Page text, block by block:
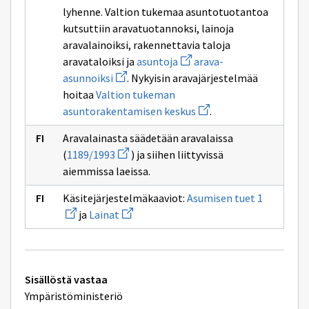
lyhenne. Valtion tukemaa asuntotuotantoa
kutsuttiin aravatuotannoksi, lainoja
aravalainoiksi, rakennettavia taloja
aravataloiksi ja asuntoja Avaa
uuden
ikkunan
asuntoja
arava-
asunnoiksi Avaa
uuden
ikkunan
sivulle
arava-
asunnoiksi
. Nykyisin aravajärjestelmää
hoitaa Valtion tukeman
asuntorakentamisen keskus Avaa
uuden
ikkunan
sivulle
Valtion
tukeman
keskus
.
Aravalainasta säädetään aravalaissa
(1189/1993 Avaa
uuden
ikkunan
sivulle
1189/1993
) ja siihen liittyvissä
aiemmissa laeissa.
Käsitejärjestelmäkaaviot: Asumisen tuet 1
sivulle
tuet
ja Lainat Avaa
uuden
ikkunan
Tekniset
lisätiedot
Sisällöstä vastaa
Ympäristöministeriö